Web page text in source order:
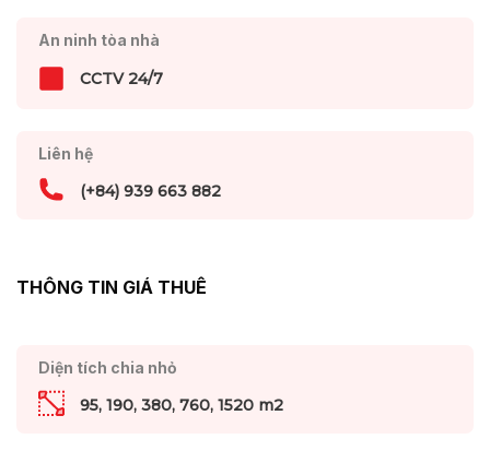
An ninh tòa nhà
CCTV 24/7
Liên hệ
(+84) 939 663 882
THÔNG TIN GIÁ THUÊ
Diện tích chia nhỏ
95, 190, 380, 760, 1520 m2